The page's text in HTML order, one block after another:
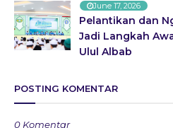
June 17, 2026
Pelantikan dan
Jadi Langkah
Ulul Albab
POSTING KOMENTAR
0 Komentar